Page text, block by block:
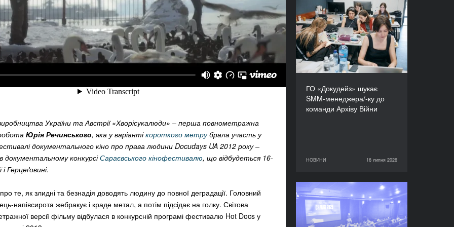
України та Австрії «Хворісукалюди» – перша повнометражна
Юрія Речинського, яка у варіантікороткого метрубрала участь у
документального кіно про права людини Docudays UA 2012 року –
конкурсіСараєвського кінофестивалю, що відбудеться 16-
Герцеґовині.
те, як злидні та безнадія доводять людину до повної деградації. Головний
напівсирота жебракує і краде метал, а потім підсідає на голку. Світова
версії фільму відбулася в конкурсній програмі фестивалю Hot Docs у
ГО «Докудейз» шукає
SMM-менеджера/-ку до
команди Архіву Війни
НОВИНИ 16 липня 2026
ГО «Докудейз» шукає
SMM-менеджера/-ку до
команди Архіву Війни
НОВИНИ
16 липня 2026
Відкрито прийом заявок:
CHANGE - курс із
копродукції 2026–2027